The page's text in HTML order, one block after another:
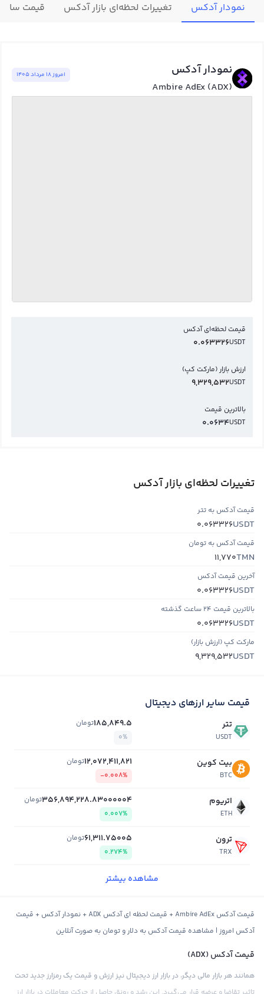
نمودار آدکس تغییرات لحظه‌ای بازار آدکس قیمت سایر
نمودار آدکس
Ambire AdEx (ADX)
امروز ١٨ مرداد ١٤٠٥
قیمت لحظه‌ای آدکس
USDT
0.063326
ارزش بازار (مارکت کپ)
USDT
9,329,532
بالاترین قیمت
USDT
0.0634
تغییرات لحظه‌ای بازار آدکس
قیمت آدکس به تتر
USDT
0.063326
قیمت آدکس به تومان
TMN
11,770
آخرین قیمت آدکس
USDT
0.063326
بالاترین قیمت ۲۴ ساعت گذشته
USDT
0.063326
مارکت کپ (ارزش بازار)
USDT
9,329,532
قیمت سایر ارزهای دیجیتال
تتر
USDT
185,849.5تومان
0%
بیت کوین
BTC
12,072,411,821تومان
-0.008%
اتریوم
ETH
356,894,228.83000004تومان
0.007%
ترون
TRX
61,311.75005تومان
0.274%
مشاهده بیشتر
قیمت آدکس Ambire AdEx + قیمت لحظه ای آدکس ADX + نمودار آدکس + قیمت
آدکس امروز | مشاهده قیمت آدکس به دلار و تومان به صورت آنلاین
قیمت آدکس (ADX)
همانند هر بازار مالی دیگر، در بازار ارز دیجیتال نیز ارزش و قیمت یک رمزارز جدید تحت